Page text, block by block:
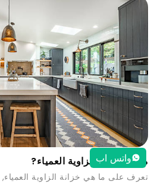
ما هي خزانة الزاوية العمياء?
تعرف على ما هي خزانة الزاوية
واتس اب